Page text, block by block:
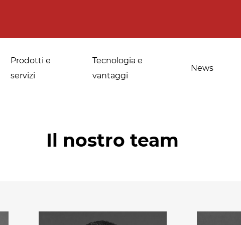
Prodotti e
servizi
Applicazioni per le
Disinfestazione e
Sanificazione di
Sanificazione della
Tecnologia e
vantaggi
News
Il nostro team